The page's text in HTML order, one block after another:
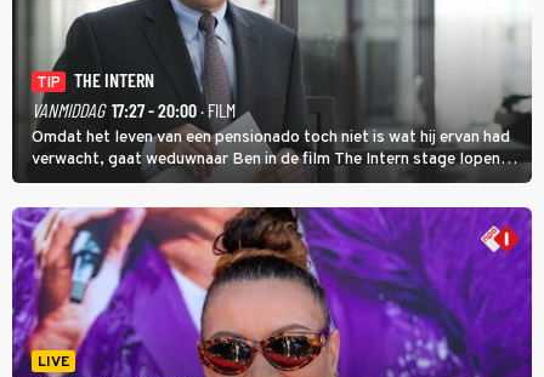
TIP
THE INTERN
VANMIDDAG 17:27 - 20:00· FILM
Omdat het leven van een pensionado toch niet is wat hij ervan had
verwacht, gaat weduwnaar Ben in de film The Intern stage lopen
bij de hippe webwinkel van Jules, wat een gouden zet blijkt te zijn.
LIVE